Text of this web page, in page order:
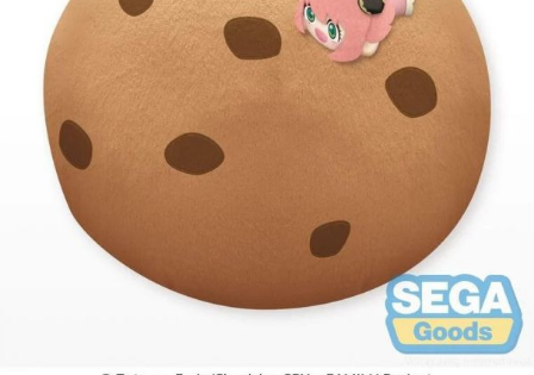
每筆NT$220
黑貓宅配-貨到付款
每筆NT$150